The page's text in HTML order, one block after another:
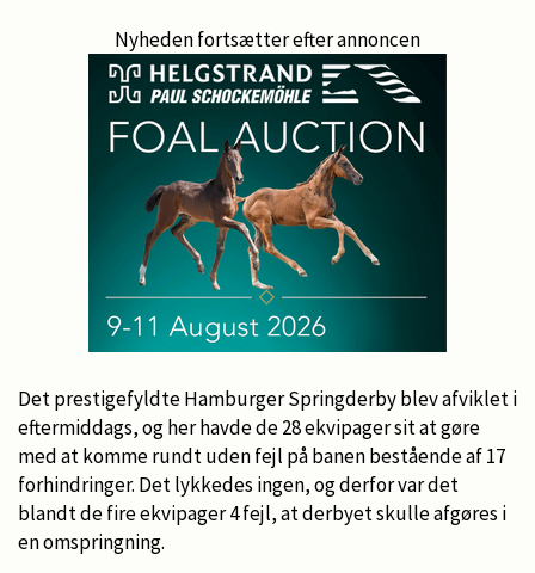
Nyheden fortsætter efter annoncen
Det prestigefyldte Hamburger Springderby blev afviklet i
eftermiddags, og her havde de 28 ekvipager sit at gøre
med at komme rundt uden fejl på banen bestående af 17
forhindringer. Det lykkedes ingen, og derfor var det
blandt de fire ekvipager 4 fejl, at derbyet skulle afgøres i
en omspringning.